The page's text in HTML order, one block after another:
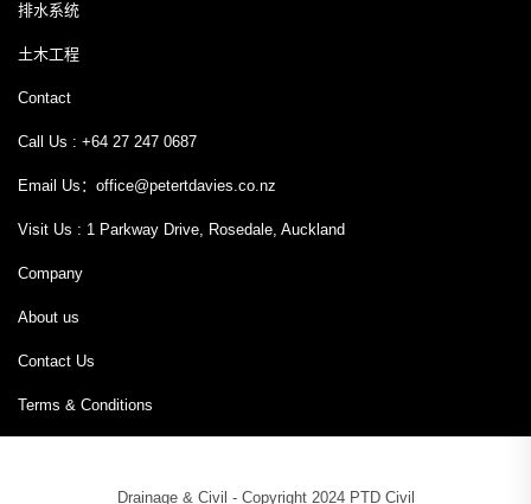
排水系统
土木工程
Contact
Call Us : +64 27 247 0687
Email Us： office@petertdavies.co.nz
Visit Us : 1 Parkway Drive, Rosedale, Auckland
Company
About us
Contact Us
Terms & Conditions
Drainage & Civil - Copyright 2024 PTD Civil